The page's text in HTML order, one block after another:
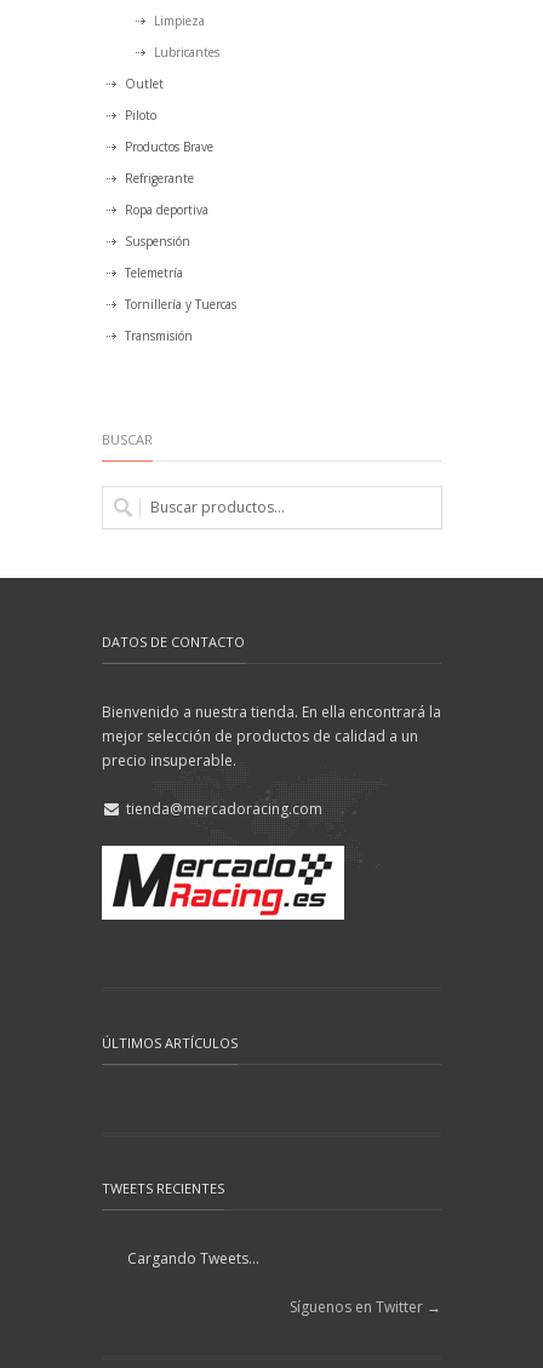
Limpieza
Lubricantes
Outlet
Piloto
Productos Brave
Refrigerante
Ropa deportiva
Suspensión
Telemetría
Tornillería y Tuercas
Transmisión
BUSCAR
DATOS DE CONTACTO
Bienvenido a nuestra tienda. En ella encontrará la
mejor selección de productos de calidad a un
precio insuperable.
tienda@mercadoracing.com
ÚLTIMOS ARTÍCULOS
TWEETS RECIENTES
Cargando Tweets...
Síguenos en Twitter →